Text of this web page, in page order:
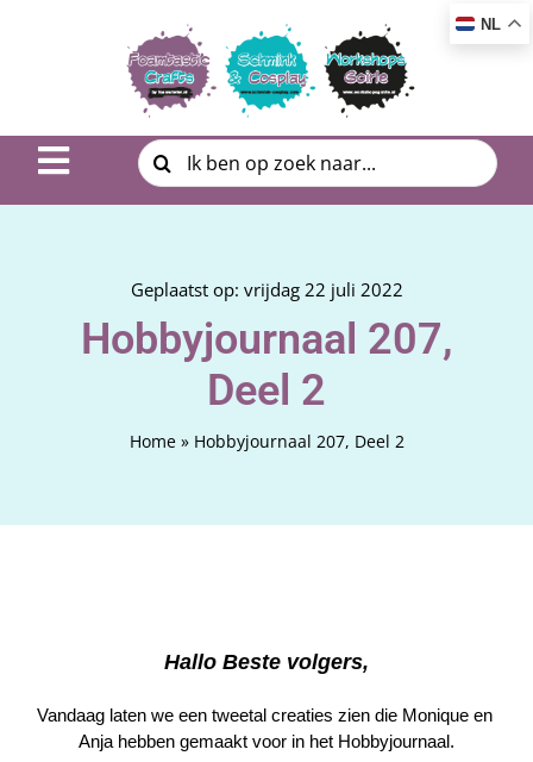
Toggle
Product uitleg
Workshop | Cursus
Zoeken
naar:
Geplaatst op: vrijdag 22 juli 2022
Hobbyjournaal 207,
Deel 2
Home» Hobbyjournaal 207, Deel 2
Hallo Beste volgers,
Vandaag laten we een tweetal creaties zien die Monique en
Anja hebben gemaakt voor in het Hobbyjournaal.
NL